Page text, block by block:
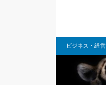
ビジネス・経営